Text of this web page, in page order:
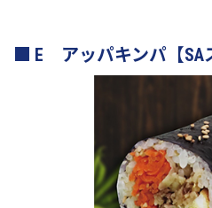
E アッパキンパ【SA